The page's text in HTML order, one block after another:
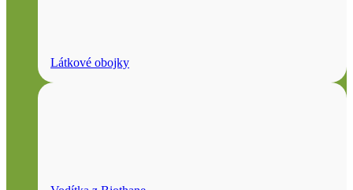
Látkové obojky